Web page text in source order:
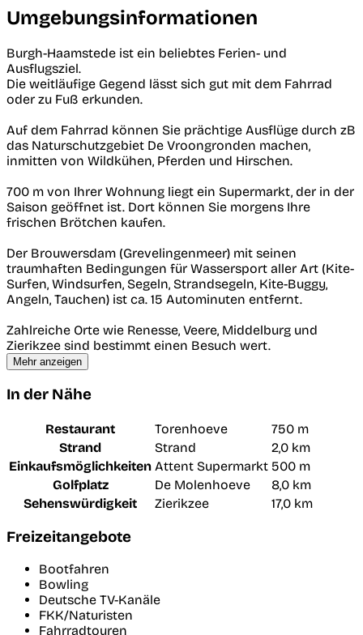
Umgebungsinformationen
Burgh-Haamstede ist ein beliebtes Ferien- und
Ausflugsziel.
Die weitläufige Gegend lässt sich gut mit dem Fahrrad
oder zu Fuß erkunden.
Auf dem Fahrrad können Sie prächtige Ausflüge durch zB
das Naturschutzgebiet De Vroongronden machen,
inmitten von Wildkühen, Pferden und Hirschen.
700 m von Ihrer Wohnung liegt ein Supermarkt, der in der
Saison geöffnet ist. Dort können Sie morgens Ihre
frischen Brötchen kaufen.
Der Brouwersdam (Grevelingenmeer) mit seinen
traumhaften Bedingungen für Wassersport aller Art (Kite-
Surfen, Windsurfen, Segeln, Strandsegeln, Kite-Buggy,
Angeln, Tauchen) ist ca. 15 Autominuten entfernt.
Zahlreiche Orte wie Renesse, Veere, Middelburg und
Zierikzee sind bestimmt einen Besuch wert.
Mehr anzeigen
In der Nähe
Restaurant Torenhoeve
750 m
Strand
Strand
2,0 km
Einkaufsmöglichkeiten Attent Supermarkt 500 m
Golfplatz
De Molenhoeve
8,0 km
Sehenswürdigkeit
Zierikzee 17,0 km
Freizeitangebote
Bootfahren
Bowling
Deutsche TV-Kanäle
FKK/Naturisten
Fahrradtouren